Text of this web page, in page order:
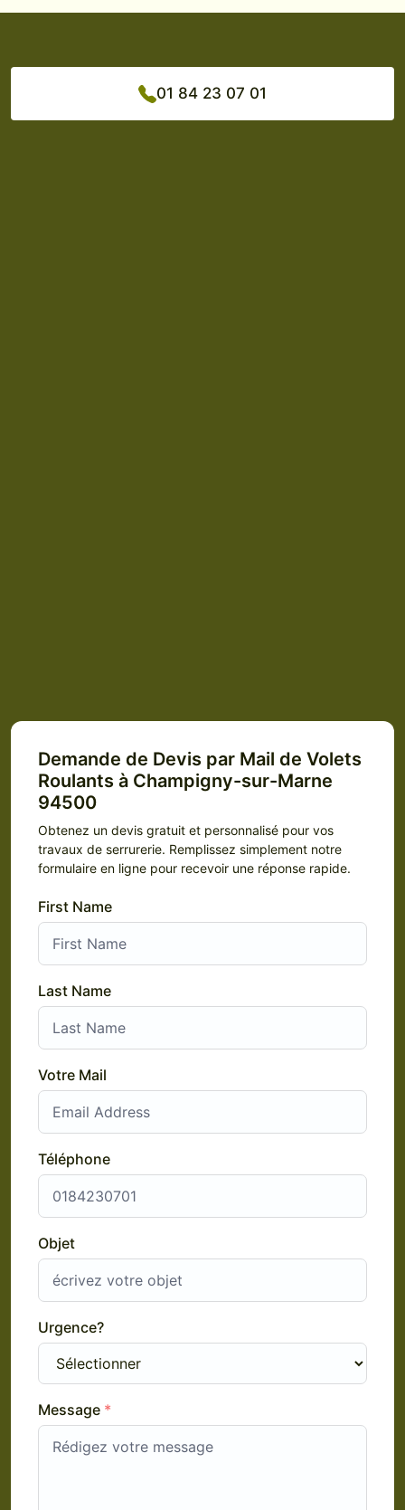
Demande de Devis par Mail de Volets
Roulants à Champigny-sur-Marne
94500
Obtenez un devis gratuit et personnalisé pour vos
travaux de serrurerie. Remplissez simplement notre
formulaire en ligne pour recevoir une réponse rapide.
First Name
Last Name
Votre Mail
Téléphone
Objet
Urgence?
Message *
Phone number: 01 84 23
01 84 23 07 01